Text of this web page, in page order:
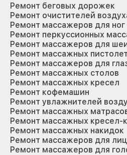
Ремонт беговых дорожек
Ремонт очистителей
Ремонт массажеров для ног
Ремонт перкуссионных
Ремонт массажеров для
Ремонт массажных
Ремонт массажеров для
Ремонт массажных столов
Ремонт массажных кресел
Ремонт кофемашин
Ремонт увлажнителей
Ремонт массажных
Ремонт массажных кресел-
Ремонт массажных накидок
Ремонт массажеров для
Ремонт массажеров для